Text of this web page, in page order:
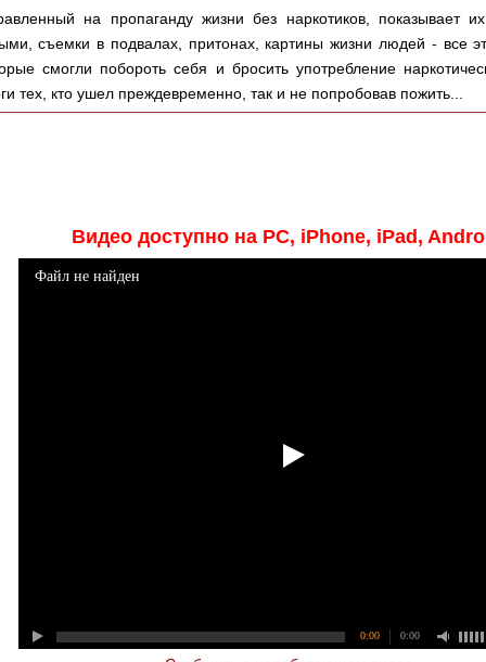
на пропаганду жизни без наркотиков, показывает
съемки в подвалах, притонах, картины жизни людей - все
смогли побороть себя и бросить употребление
тех, кто ушел преждевременно, так и не попробовав пожить...
Видео доступно на PC, iPhone, iPad,
Файл не найден
0:00 0:00